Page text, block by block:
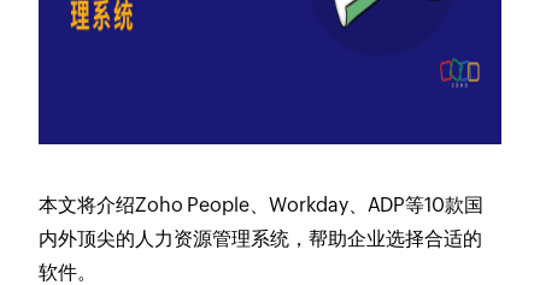
本文将介绍Zoho People、Workday、ADP等10款国
内外顶尖的人力资源管理系统，帮助企业选择合适的
软件。